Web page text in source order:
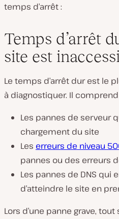
temps d’arrêt :
Temps d’arrêt
site est
Le temps d’arrêt dur est le
à diagnostiquer. Il comprend
Les pannes de serveur
chargement du site
Les erreurs de niveau
pannes ou des erreurs
Les pannes de DNS qui
d’atteindre le site en
Lors d’une panne grave, tout